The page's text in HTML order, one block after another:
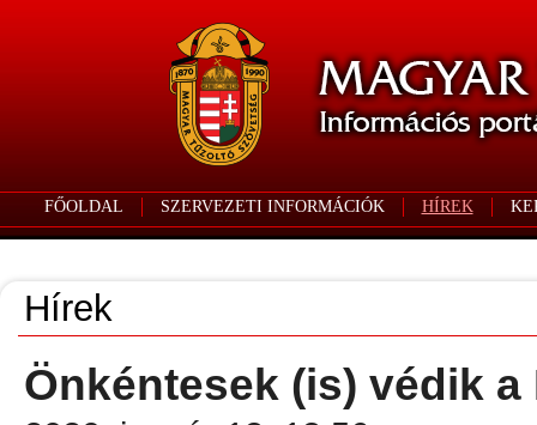
FŐOLDAL SZERVEZETI INFORMÁCIÓK HÍREK
Hírek
Önkéntesek (is) védik